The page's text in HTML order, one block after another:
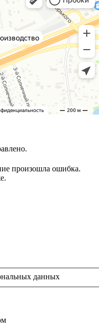
произошла ошибка.
данных